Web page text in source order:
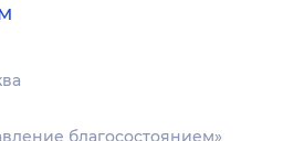
благосостоянием»